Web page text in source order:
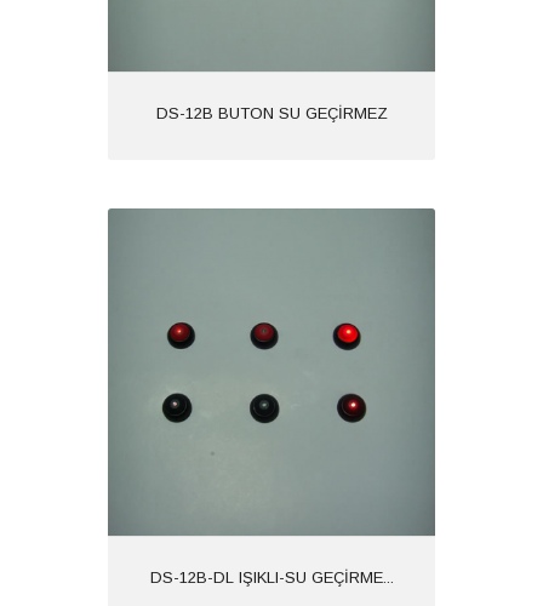
DS-12B BUTON SU GEÇİRMEZ
DS-12B-DL IŞIKLI-SU GEÇİRME...